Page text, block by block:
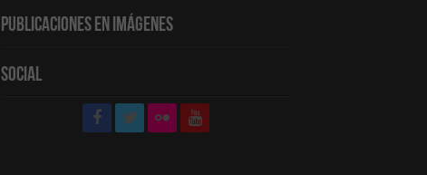
Publicaciones en Imágenes
Social